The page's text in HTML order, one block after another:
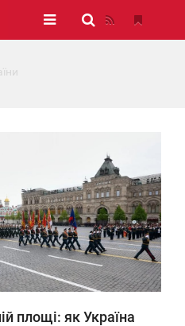
площі: як Україна